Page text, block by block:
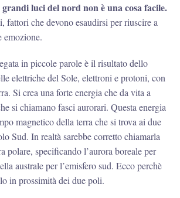
grandi luci del nord non è una cosa facile.
fattori che devono esaudirsi per riuscire a
emozione.
in piccole parole è il risultato dello
elettriche del Sole, elettroni e protoni, con
Si crea una forte energia che da vita a
si chiamano fasci aurorari. Questa energia
magnetico della terra che si trova ai due
Sud. In realtà sarebbe corretto chiamarla
polare, specificando l’aurora boreale per
australe per l’emisfero sud. Ecco perchè
in prossimità dei due poli.